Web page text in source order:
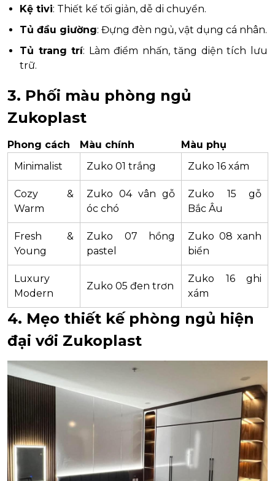
Kệ tivi: Thiết kế tối giản, dễ di chuyển.
Tủ đầu giường: Đựng đèn ngủ, vật dụng cá nhân.
Tủ trang trí: Làm điểm nhấn, tăng diện tích lưu
trữ.
3. Phối màu phòng ngủ
Zukoplast
Phong cách Màu chính
Màu phụ
Minimalist
Zuko 01 trắng Zuko 16 xám
Cozy &
Warm
Zuko 04 vân gỗ
óc chó
Zuko 15 gỗ
Bắc Âu
Fresh &
Young
Zuko 07 hồng
pastel
Zuko 08 xanh
biển
Luxury
Modern
Zuko 05 đen trơn
Zuko 16 ghi
xám
4. Mẹo thiết kế phòng ngủ hiện
đại với Zukoplast